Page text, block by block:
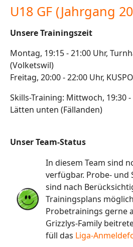
U18 GF (Jahrgang
Unsere Trainingszeit
Montag, 19:15 - 21:00 Uhr,
(Volketswil)
Freitag, 20:00 - 22:00 Uhr,
Skills-Training: Mittwoch, 19:30
Lätten unten (Fällanden)
Unser Team-Status
In diesem Team sind
verfügbar. Probe-
sind nach
Trainingsplans
Probetrainings gerne
Grizzlys-Family
füll das Liga-